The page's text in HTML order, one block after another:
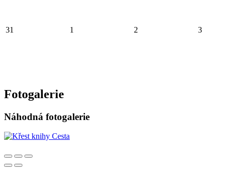
31 1 2 3
Fotogalerie
Náhodná fotogalerie